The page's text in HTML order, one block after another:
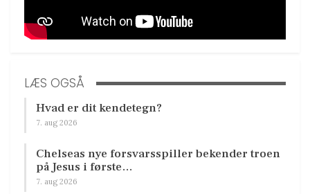
LÆS OGSÅ
Hvad er dit kendetegn?
7. aug 2026
Chelseas nye forsvarsspiller bekender troen
på Jesus i første…
7. aug 2026